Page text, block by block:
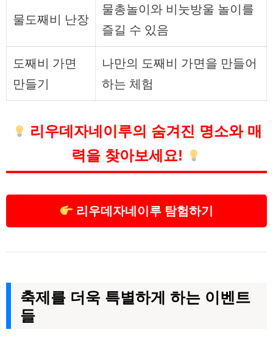
물도째비 난장
물총놀이와 비눗방울 놀이를
즐길 수 있음
도째비 가면
만들기
나만의 도째비 가면을 만들어
하는 체험
리우데자네이루의 숨겨진 명소와 매
력을 찾아보세요!
리우데자네이루 탐험하기
축제를 더욱 특별하게 하는 이벤트
들